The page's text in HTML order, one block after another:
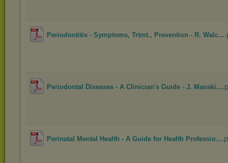
Periodontitis - Symptoms, Trtmt., Prevention - R. Walc...
Periodontal Diseases - A Clinician's Guide - J. Manaki...
Perinatal Mental Health - A Guide for Health Professio...